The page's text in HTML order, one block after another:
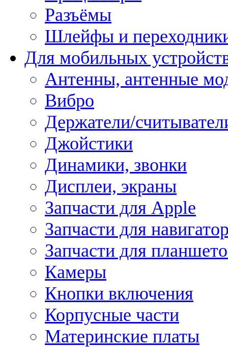
Разъёмы
Шлейфы и
Для мобильных
Антенны, антенные
Вибро
Держатели/
Джойстики
Динамики, звонки
Дисплеи, экраны
Запчасти для Apple
Запчасти для
Запчасти для
Камеры
Кнопки включения
Корпусные части
Материнские платы